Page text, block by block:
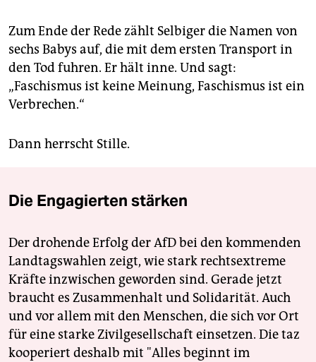
Zum Ende der Rede zählt Selbiger die Namen von
sechs Babys auf, die mit dem ersten Transport in
den Tod fuhren. Er hält inne. Und sagt:
„Faschismus ist keine Meinung, Faschismus ist ein
Verbrechen.“
Dann herrscht Stille.
Die Engagierten stärken
Der drohende Erfolg der AfD bei den kommenden
Landtagswahlen zeigt, wie stark rechtsextreme
Kräfte inzwischen geworden sind. Gerade jetzt
braucht es Zusammenhalt und Solidarität. Auch
und vor allem mit den Menschen, die sich vor Ort
für eine starke Zivilgesellschaft einsetzen. Die taz
kooperiert deshalb mit "Alles beginnt im